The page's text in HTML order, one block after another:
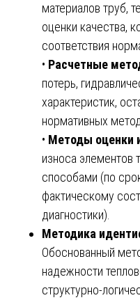
материалов труб,
оценки качества,
соответствия
• Расчетные
потерь,
характеристик,
нормативных
• Методы оценки
износа элементов
способами (по
фактическому
диагностики).
Методика
Обоснованный
надежности
структурно-